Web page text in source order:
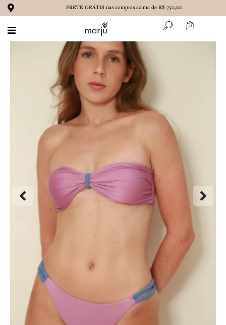
para
FRETE GRÁTIS nas compras acima de R$ 750,00
ACESSÓRIOS
MARENA